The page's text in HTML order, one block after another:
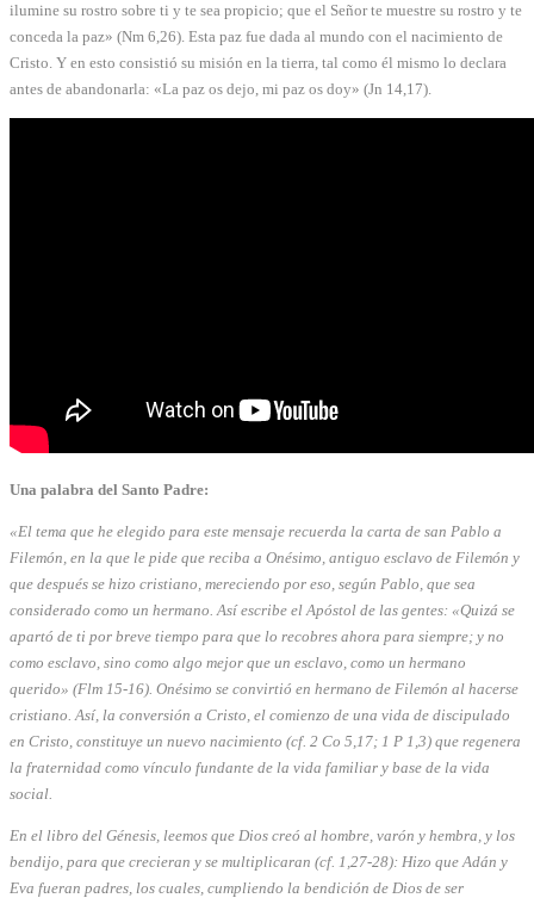
ilumine su rostro sobre ti y te sea propicio; que el Señor te muestre su rostro y te
conceda la paz» (Nm 6,26). Esta paz fue dada al mundo con el nacimiento de
Cristo. Y en esto consistió su misión en la tierra, tal como él mismo lo declara
antes de abandonarla: «La paz os dejo, mi paz os doy» (Jn 14,17).
Una palabra del Santo Padre:
«El tema que he elegido para este mensaje recuerda la carta de san Pablo a
Filemón, en la que le pide que reciba a Onésimo, antiguo esclavo de Filemón y
que después se hizo cristiano, mereciendo por eso, según Pablo, que sea
considerado como un hermano. Así escribe el Apóstol de las gentes: «Quizá se
apartó de ti por breve tiempo para que lo recobres ahora para siempre; y no
como esclavo, sino como algo mejor que un esclavo, como un hermano
querido» (Flm 15-16). Onésimo se convirtió en hermano de Filemón al hacerse
cristiano. Así, la conversión a Cristo, el comienzo de una vida de discipulado
en Cristo, constituye un nuevo nacimiento (cf. 2 Co 5,17; 1 P 1,3) que regenera
la fraternidad como vínculo fundante de la vida familiar y base de la vida
social.
En el libro del Génesis, leemos que Dios creó al hombre, varón y hembra, y los
bendijo, para que crecieran y se multiplicaran (cf. 1,27-28): Hizo que Adán y
Eva fueran padres, los cuales, cumpliendo la bendición de Dios de ser